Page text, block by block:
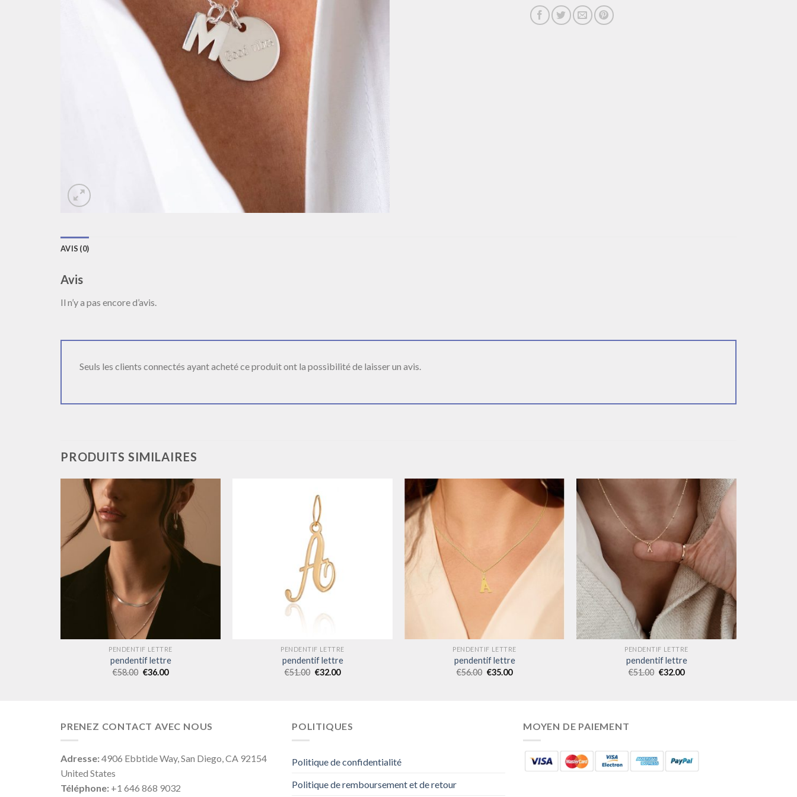
AVIS (0)
Avis
Il n’y a pas encore d’avis.
Seuls les clients connectés ayant acheté ce produit ont la possibilité de laisser un avis.
PRODUITS SIMILAIRES
PENDENTIF LETTRE
pendentif lettre
€58.00 €36.00
PENDENTIF LETTRE
pendentif lettre
€51.00 €32.00
PENDENTIF LETTRE
pendentif lettre
€56.00 €35.00
PENDENTIF LETTRE
pendentif lettre
€51.00 €32.00
PRENEZ CONTACT AVEC NOUS
Adresse:4906 Ebbtide Way, San Diego, CA 92154
United States
Téléphone: +1 646 868 9032
POLITIQUES
Politique de confidentialité
Politique de remboursement et de retour
MOYEN DE PAIEMENT